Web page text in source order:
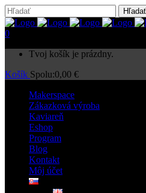
0
Tvoj košík je prázdny.
Košík Spolu:0,00 €
Makerspace
Zákazková výroba
Kaviareň
Eshop
Program
Blog
Kontakt
Môj účet